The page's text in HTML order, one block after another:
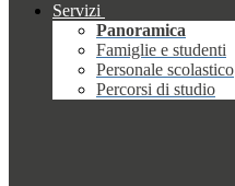
Servizi
Panoramica
Famiglie e studenti
Personale scolastico
Percorsi di studio